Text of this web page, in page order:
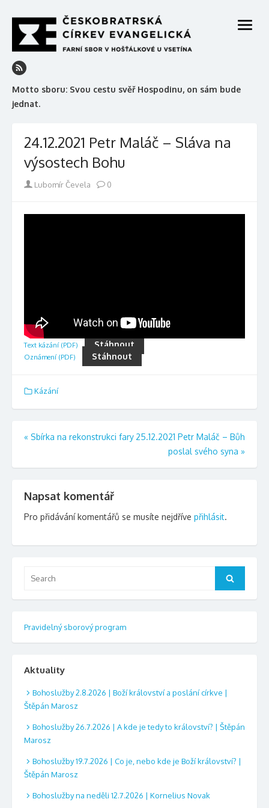
to
content
Motto sboru: Svou cestu svěř Hospodinu, on sám bude
jednat.
open
24.12.2021 Petr Maláč – Sláva na
výsostech Bohu
Author
Lubomír Čevela 0
Text kázání (PDF) Stáhnout
Oznámení (PDF) Stáhnout
Kázání
Navigace
« Sbírka na rekonstrukci fary 25.12.2021 Petr Maláč – Bůh
poslal svého syna »
Napsat komentář
Pro přidávání komentářů se musíte nejdříve přihlásit.
Search
Pravidelný sborový program
Aktuality
Bohoslužby 2.8.2026 | Boží království a poslání církve |
Štěpán Marosz
Bohoslužby 26.7.2026 | A kde je tedy to království? | Štěpán
Marosz
Bohoslužby 19.7.2026 | Co je, nebo kde je Boží království? |
Štěpán Marosz
Bohoslužby na neděli 12.7.2026 | Kornelius Novak